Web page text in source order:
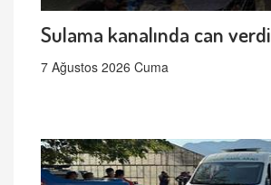
Sulama kanalında can verdi
7 Ağustos 2026 Cuma